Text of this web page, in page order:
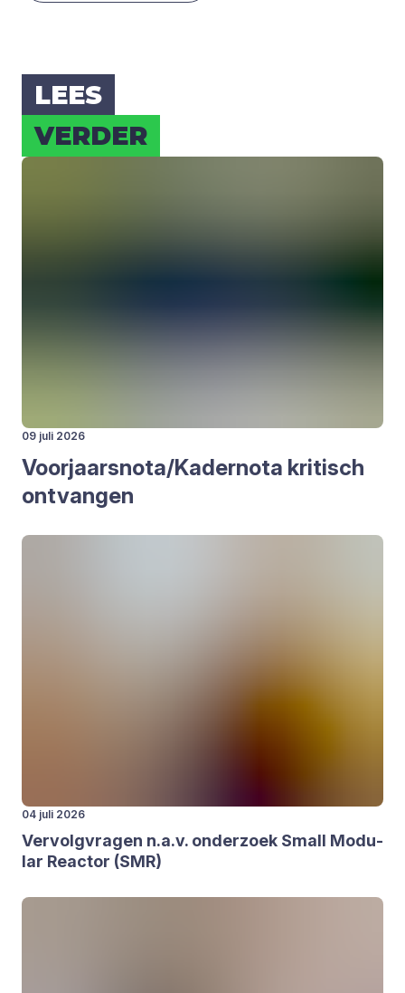
LEES
VER­DER
09 juli 2026
Voorjaarsnota/​Kadernota kri­tisch
ont­van­gen
04 juli 2026
Ver­volg­vra­gen n.a.v. onder­zoek Small Modu­
lar Reac­tor (SMR)